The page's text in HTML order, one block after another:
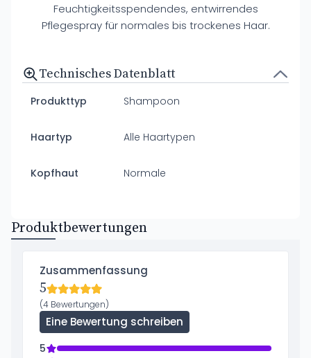
Feuchtigkeitsspendendes, entwirrendes
Pflegespray für normales bis trockenes Haar.
Technisches Datenblatt
Produkttyp Shampoon
Haartyp Alle Haartypen
Kopfhaut Normale
Produktbewertungen
Zusammenfassung
5
(4 Bewertungen)
Eine Bewertung schreiben
5